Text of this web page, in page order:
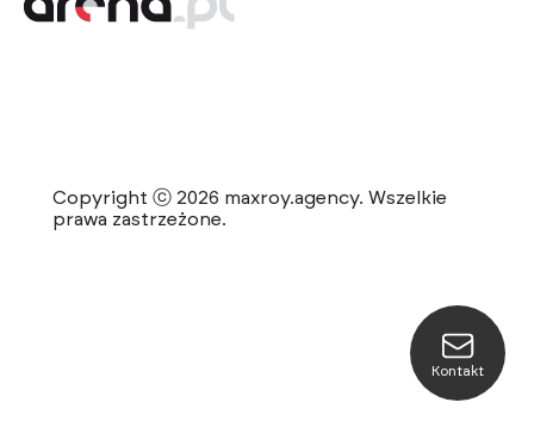
Copyright ⓒ 2026 maxroy.agency. Wszelkie
prawa zastrzeżone.
Kontakt